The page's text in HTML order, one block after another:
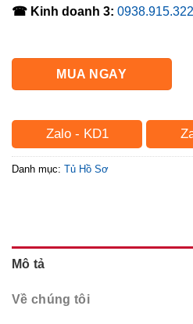
☎ Kinh doanh 3: 0938.915.322
MUA NGAY
Zalo - KD1
Danh mục: Tủ Hồ Sơ
Mô tả
Về chúng tôi